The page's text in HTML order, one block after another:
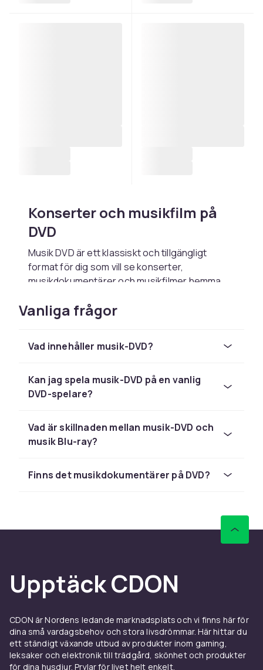
Konserter och musikfilm på
DVD
Musik DVD är ett klassiskt och tillgängligt
format för dig som vill se konserter,
musikdokumentärer och musikfilmer hemma.
fungerar i de allra flesta DVD spelare, vilket gör
det till ett av de mest tillgängliga sätten att
genrer. Oavsett om du letar efter ett
legendariskt liveframträdande, en dokumentär
mysig kväll finns det troligtvis något som
passar.
Konserter att njuta av om och
om igen
uppleva ett liveframträdande hur ofta du vill. Till
se en artist live, även om du inte var där på
plats.
musikhistorien finns utgivna på DVD och är
fortfarande lättillgängliga. Det är ett
fantastiskt sätt att ta del av historiska
framträdanden som man annars aldrig hade
Vanliga frågor
Vad innehåller musik-DVD?
Kan jag spela musik-DVD på en vanlig
DVD-spelare?
Vad är skillnaden mellan musik-DVD och
musik Blu-ray?
Finns det musikdokumentärer på DVD?
Upptäck CDON
CDON är Nordens ledande marknadsplats och vi finns här för
dina små vardagsbehov och stora livsdrömmar. Här hittar du
ett ständigt växande utbud av produkter inom gaming,
leksaker och elektronik till trädgård, skönhet och produkter
för dina husdjur. Prylar för livet helt enkelt.